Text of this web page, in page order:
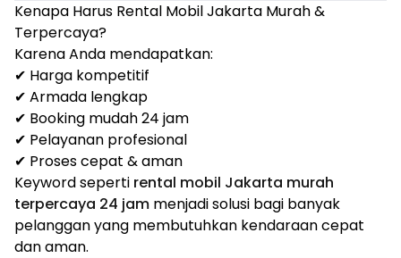
Kenapa Harus Rental Mobil Jakarta Murah &
Terpercaya?
Karena Anda mendapatkan:
✔ Harga kompetitif
✔ Armada lengkap
✔ Booking mudah 24 jam
✔ Pelayanan profesional
✔ Proses cepat & aman
Keyword seperti rental mobil Jakarta murah
terpercaya 24 jam menjadi solusi bagi banyak
pelanggan yang membutuhkan kendaraan cepat
dan aman.